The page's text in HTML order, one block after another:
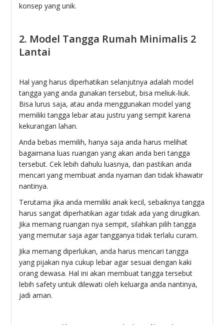
konsep yang unik.
2. Model Tangga Rumah Minimalis 2
Lantai
Hal yang harus diperhatikan selanjutnya adalah model
tangga yang anda gunakan tersebut, bisa meliuk-liuk.
Bisa lurus saja, atau anda menggunakan model yang
memiliki tangga lebar atau justru yang sempit karena
kekurangan lahan.
Anda bebas memilih, hanya saja anda harus melihat
bagaimana luas ruangan yang akan anda beri tangga
tersebut. Cek lebih dahulu luasnya, dan pastikan anda
mencari yang membuat anda nyaman dan tidak khawatir
nantinya.
Terutama jika anda memiliki anak kecil, sebaiknya tangga
harus sangat diperhatikan agar tidak ada yang dirugikan.
Jika memang ruangan nya sempit, silahkan pilih tangga
yang memutar saja agar tangganya tidak terlalu curam.
Jika memang diperlukan, anda harus mencari tangga
yang pijakan nya cukup lebar agar sesuai dengan kaki
orang dewasa. Hal ini akan membuat tangga tersebut
lebih safety untuk dilewati oleh keluarga anda nantinya,
jadi aman.